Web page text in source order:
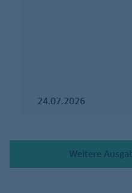
24.07.2026
Weitere